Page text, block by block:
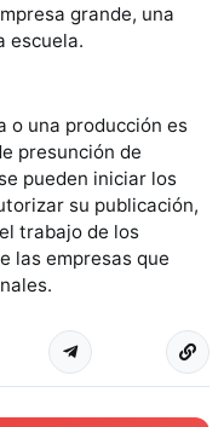
grande, una
escuela.
o una producción es
presunción de
pueden iniciar los
su publicación,
trabajo de los
las empresas que